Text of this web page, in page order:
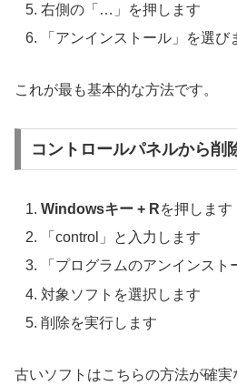
右側の「…」を押します
「アンインストール」を選び
これが最も基本的な方法です。
コントロールパネルから削
Windowsキー + Rを押します
「control」と入力します
「プログラムのアンインス
対象ソフトを選択します
削除を実行します
古いソフトはこちらの方法が確実